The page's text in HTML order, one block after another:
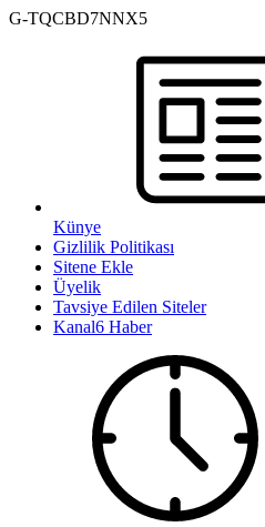
G-TQCBD7NNX5
Künye
Gizlilik Politikası
Sitene Ekle
Üyelik
Tavsiye Edilen Siteler
Kanal6 Haber